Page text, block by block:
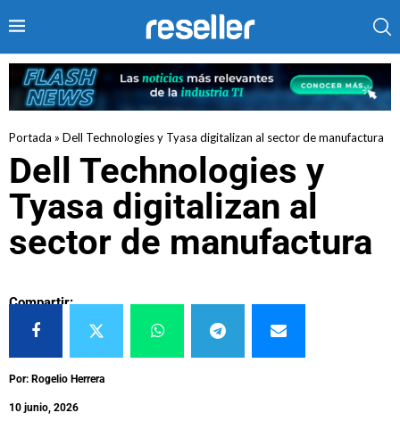
Portada » Dell Technologies y Tyasa digitalizan al sector de manufactura
Dell Technologies y
Tyasa digitalizan al
sector de manufactura
Compartir:
Por: Rogelio Herrera
10 junio, 2026